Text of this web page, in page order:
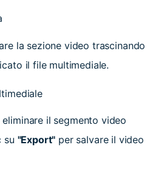
la sezione video trascinando
il file multimediale.
il segmento video
su "Export" per salvare il video